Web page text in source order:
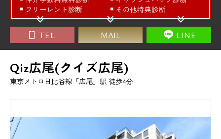
TEL MAIL LINE
Qiz広尾(クイズ広尾)
東京メトロ日比谷線「広尾」駅 徒歩4分